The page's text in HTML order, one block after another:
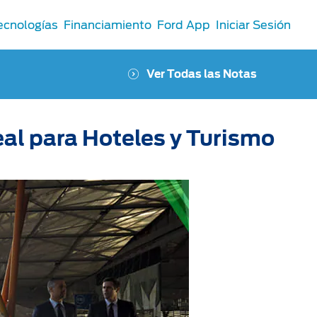
Financiamiento Ford App Iniciar Sesión
Ver Todas las Notas
para Hoteles y Turismo